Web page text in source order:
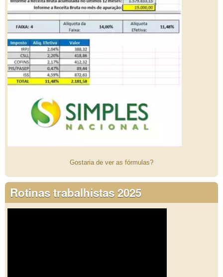
Gostaria de ver as fórmulas?
Rotinas trabalhistas 2025